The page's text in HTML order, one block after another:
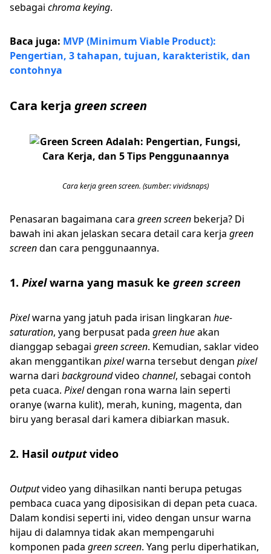
sebagai chroma keying.
Baca juga: MVP (Minimum Viable Product):
Pengertian, 3 tahapan, tujuan, karakteristik, dan
contohnya
Cara kerja green screen
Cara kerja green screen. (sumber: vividsnaps)
Penasaran bagaimana cara green screen bekerja? Di
bawah ini akan jelaskan secara detail cara kerja green
screendan cara penggunaannya.
1. Pixelwarna yang masuk ke green screen
Pixelwarna yang jatuh pada irisan lingkaran hue-
saturation, yang berpusat pada green hueakan
dianggap sebagai green screen. Kemudian, saklar video
akan menggantikan pixelwarna tersebut dengan pixel
warna dari backgroundvideo channel, sebagai contoh
peta cuaca. Pixeldengan rona warna lain seperti
oranye (warna kulit), merah, kuning, magenta, dan
biru yang berasal dari kamera dibiarkan masuk.
2. Hasil outputvideo
Outputvideo yang dihasilkan nanti berupa petugas
pembaca cuaca yang diposisikan di depan peta cuaca.
Dalam kondisi seperti ini, video dengan unsur warna
hijau di dalamnya tidak akan mempengaruhi
komponen pada green screen. Yang perlu diperhatikan,